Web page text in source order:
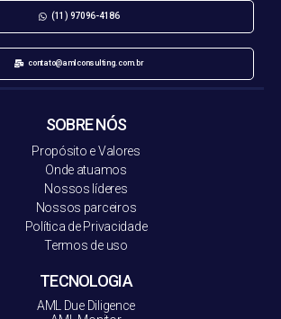
(11) 97096-4186
contato@amlconsulting.com.br
SOBRE NÓS
Propósito e Valores
Onde atuamos
Nossos líderes
Nossos parceiros
Política de Privacidade
Termos de uso
TECNOLOGIA
AML Due Diligence